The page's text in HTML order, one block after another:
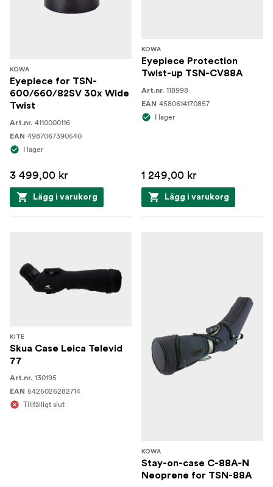
KOWA
Eyepiece for TSN-
600/660/82SV 30x Wide
Twist
Art.nr. 4110000116
EAN 4987067390540
I lager
3 499,00 kr
Lägg i varukorg
KOWA
Eyepiece Protection
Twist-up TSN-CV88A
Art.nr. 118998
EAN 4580614170857
I lager
1 249,00 kr
Lägg i varukorg
KITE
Skua Case Leica Televid
77
Art.nr. 130195
EAN 5425026282714
Tillfälligt slut
KOWA
Stay-on-case C-88A-N
Neoprene for TSN-88A